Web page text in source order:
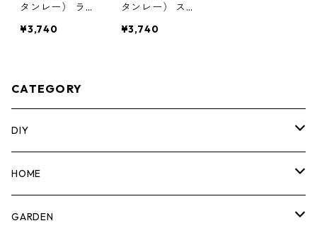
タンレー） ラ
ル Dグリッ
¥3,740
タンレー） ス
ウッドDグリッ
¥3,740
CATEGORY
DIY
マーカー
計測機器
HOME
5ガロンバケツ
GARDEN